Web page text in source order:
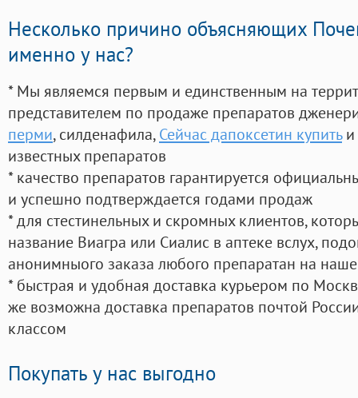
Несколько причино объясняющих
именно у нас?
* Мы являемся первым и единственным на
представителем по продаже препаратов
перми, силденафила, Сейчас дапоксетин купитьи
известных препаратов
* качество препаратов гарантируется
и успешно подтверждается годами продаж
* для стестинельных и скромных клиентов,
название Виагра или Сиалис в аптеке вслух,
анонимныого заказа любого препаратан на
* быстрая и удобная доставка курьером по
же возможна доставка препаратов почтой
классом
Покупать у нас выгодно